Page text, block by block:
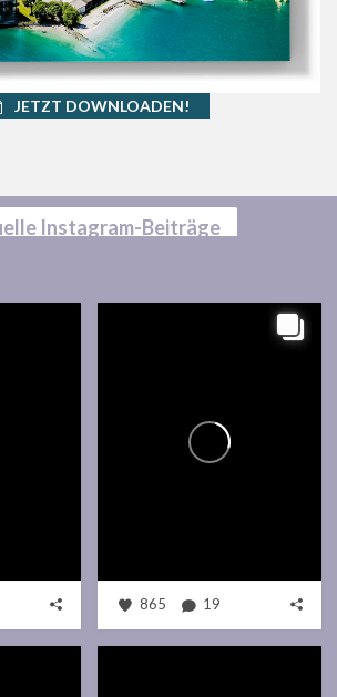
JETZT DOWNLOADEN!
Instagram-Beiträge
865 19